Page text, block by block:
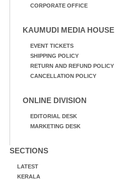
CORPORATE OFFICE
KAUMUDI MEDIA HOUSE
EVENT TICKETS
SHIPPING POLICY
RETURN AND REFUND POLICY
CANCELLATION POLICY
ONLINE DIVISION
EDITORIAL DESK
MARKETING DESK
SECTIONS
LATEST
KERALA